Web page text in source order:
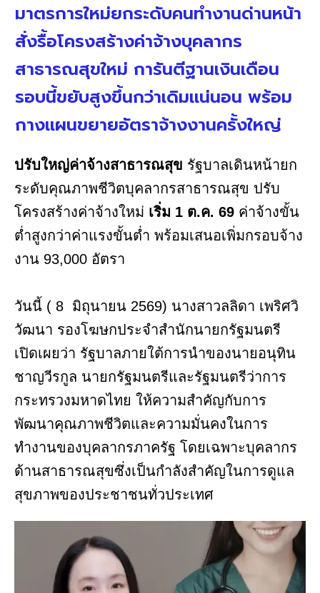
มาตรการใหม่ยกระดับคนทำงานด่านหน้า
สั่งรื้อโครงสร้างค่าจ้างบุคลากร
สาธารณสุขใหม่ การันตีฐานเงินเดือน
รอบนี้ขยับสูงขึ้นกว่าเดิมแน่นอน พร้อม
กางแผนขยายอัตราจ้างงานครั้งใหญ่
ปรับใหญ่ค่าจ้างสาธารณสุข รัฐบาลเดินหน้ายก
ระดับคุณภาพชีวิตบุคลากรสาธารณสุข ปรับ
โครงสร้างค่าจ้างใหม่ เริ่ม 1 ต.ค. 69 ค่าจ้างขั้น
ต่ำสูงกว่าค่าแรงขั้นต่ำ พร้อมเสนอเพิ่มกรอบจ้าง
งาน 93,000 อัตรา
วันนี้ ( 8 มิถุนายน 2569) นางสาวลลิดา เพริศวิ
วัฒนา รองโฆษกประจำสำนักนายกรัฐมนตรี
เปิดเผยว่า รัฐบาลภายใต้การนำของนายอนุทิน
ชาญวีรกูล นายกรัฐมนตรีและรัฐมนตรีว่าการ
กระทรวงมหาดไทย ให้ความสำคัญกับการ
พัฒนาคุณภาพชีวิตและความมั่นคงในการ
ทำงานของบุคลากรภาครัฐ โดยเฉพาะบุคลากร
ด้านสาธารณสุขซึ่งเป็นกำลังสำคัญในการดูแล
สุขภาพของประชาชนทั่วประเทศ